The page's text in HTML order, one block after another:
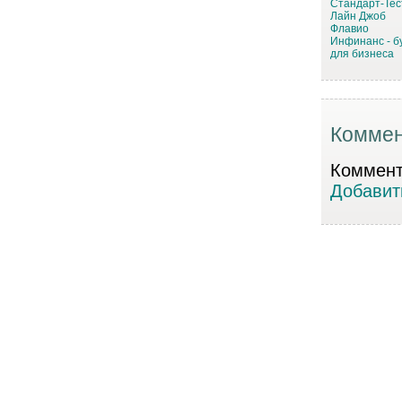
Стандарт-
Лайн Джоб
Флавио
Инфинанс -
для бизнеса